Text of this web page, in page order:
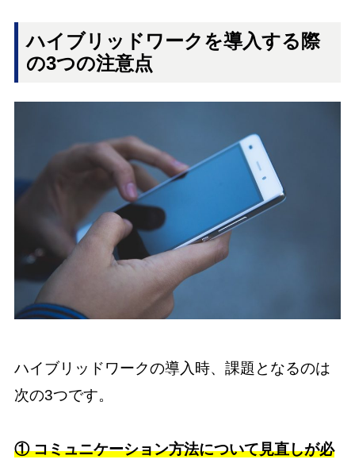
ハイブリッドワークを導入する際
の3つの注意点
ハイブリッドワークの導入時、課題となるのは
次の3つです。
① コミュニケーション方法について見直しが必